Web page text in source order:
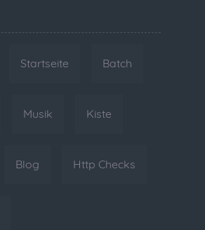
Startseite Batch
Musik Kiste
Blog Http Checks